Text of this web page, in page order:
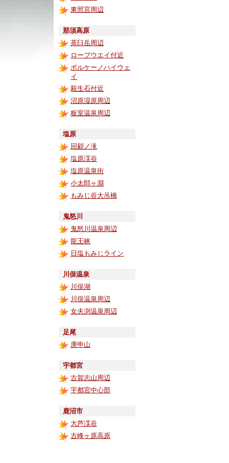
東照宮周辺
那須高原
茶臼岳周辺
ロープウエイ付近
ボルケーノハイウェ
イ
殺生石付近
沼原湿原周辺
板室温泉周辺
塩原
回顧ノ滝
塩原渓谷
塩原温泉街
小太郎ヶ淵
もみじ谷大吊橋
鬼怒川
鬼怒川温泉周辺
龍王峡
日塩もみじライン
川俣温泉
川俣湖
川俣温泉周辺
女夫渕温泉周辺
足尾
庚申山
宇都宮
古賀志山周辺
宇都宮中心部
鹿沼市
大芦渓谷
古峰ヶ原高原